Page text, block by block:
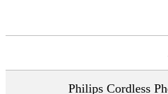
Philips Cordless